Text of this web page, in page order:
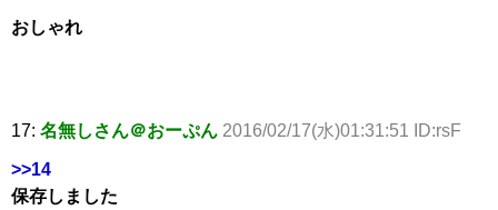
おしゃれ
17: 名無しさん＠おーぷん 2016/02/17(水)01:31:51 ID:rsF
>>14
保存しました